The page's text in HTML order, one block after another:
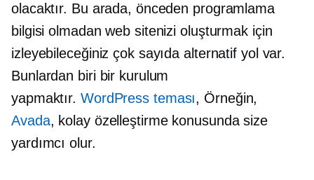
olacaktır. Bu arada, önceden programlama
bilgisi olmadan web sitenizi oluşturmak için
izleyebileceğiniz çok sayıda alternatif yol var.
Bunlardan biri bir kurulum
yapmaktır. WordPress teması, Örneğin,
Avada, kolay özelleştirme konusunda size
yardımcı olur.